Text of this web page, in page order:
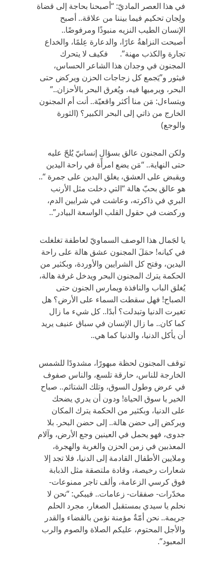
في هذا العصر الماديّ: “أصبحنا بحاجة إلى قضاة
ولِجان تحكيم فيما بيننا من علاقة.. أصبح
الإنسان الطيب النزيه منبوذًا ومرفوضًا..
أصبحت النزاهةُ عارًا، والدعارة عِلمًا، والخداع
تجارة والكذب مهنة”. فكيف لا يتحرك
المجنون في وجدان هذا الشاعر الحساس،
فيثور و”يَجمع كل زجاجات الحزن ويركض حتى
البحر، ويرميها فيه، ويُغرق البحر بالأحزان..”
ويتساءل: مَن منا أكثر واقعيّة.. أنت أم المجنون
الخارج من ذاتي إلى البحر الكبير؟ (الثورة
والوجع)
ولكن المجنون عالق بسؤالٍ إنسانيّ يُلحّ عليه
حتى النهاية.. “مَن يضع امرأة في راحة اليدين
ويقبض على العشق، يغلق اليدين على جمرة “..
هو عالق بحبّ هالة “التي دخلت مثل الأرنب
البري في ذاكرته، وعاشت في شرايين الدم،
وركضت في حقول القلب الواسعة البيادر”..
يا لجَمال هذا الوصف السماويّ لعاطفة تغلغلت
في كيانه! حمَلَ المجنون عشق هالة على راحة
اليدين، وفتح كل الشرايين والأوردة، وبكثير من
الحكمة يترك المجنون البحر ويدخل غرفة هالة،
يُغلق الباب والنافذة ويمارس الجنون حتى
الصباح! فهل سقطت السماء على الأرض؟ هل
تغيرت الدنيا وتبدلت؟ أبدًا.. كل شيء ما زال
كما كان.. ما زال الإنسان في سباق عنيف يريد
أن يأكل الدنيا، والدنيا كما هي..
توقف المجنون لحظة مبهورًا، مشدودًا للشمس
الخارجة للناس، حارقة تلسع، والناس صفوف
في عرض وطول السوق، وتلك الشتائم.. صباح
الخير يا سوق الحياة! ودون أن يدري يضحك
على الدنيا، وبكثير من الحكمة يترك المكان
ويركض إلى حضن هالة.. إلى حضن البحر. بلا
جدوى، فهو يحمل في العينين وجع الأرض، وآلام
المعذبين في زمن الحزن والغربة والهجرة،
وملايين الأطفال القادمة إلى الدنيا، فلا تجد إلا
شعارات رخيصة، وقادة ملتصقة مثل الذبابة
فوق كرسي الزعامة، وألف تاجر ممنوعات-
مخدّرات- صفقات- زعامات.. فيبكي: “نحن لا
نحلم يا سيدي بمستقبل الصغار، مجرد الحلم
جريمة.. نحن أمّةٌ مؤمنة نؤمن بالقضاء والقدر
والأجل المحتوم، عليكم الصلاة والصوم والرب
المعبود”.